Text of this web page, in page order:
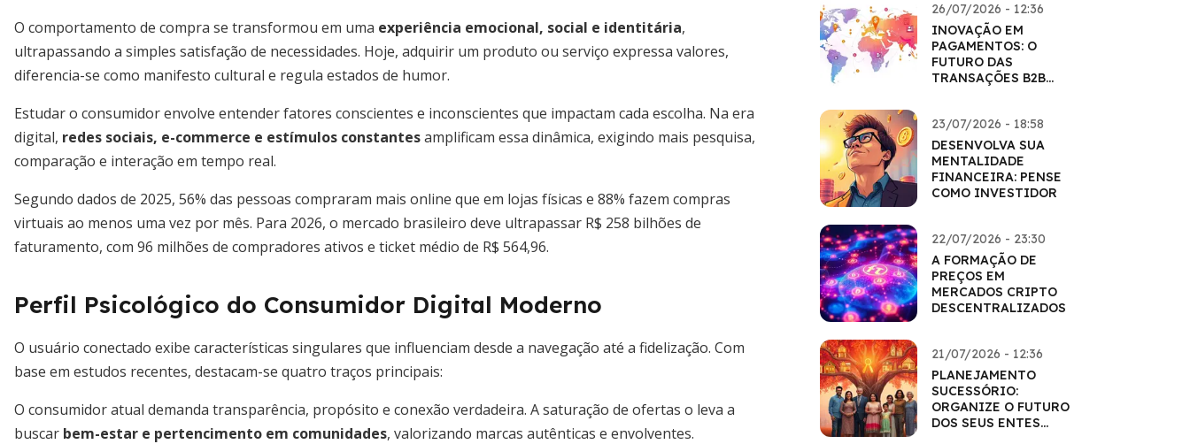
O comportamento de compra se transformou em uma experiência emocional, social e identitária,
ultrapassando a simples satisfação de necessidades. Hoje, adquirir um produto ou serviço expressa valores,
diferencia-se como manifesto cultural e regula estados de humor.
Estudar o consumidor envolve entender fatores conscientes e inconscientes que impactam cada escolha. Na era
digital, redes sociais, e-commerce e estímulos constantesamplificam essa dinâmica, exigindo mais pesquisa,
comparação e interação em tempo real.
Segundo dados de 2025, 56% das pessoas compraram mais online que em lojas físicas e 88% fazem compras
virtuais ao menos uma vez por mês. Para 2026, o mercado brasileiro deve ultrapassar R$ 258 bilhões de
faturamento, com 96 milhões de compradores ativos e ticket médio de R$ 564,96.
Perfil Psicológico do Consumidor Digital Moderno
O usuário conectado exibe características singulares que influenciam desde a navegação até a fidelização. Com
base em estudos recentes, destacam-se quatro traços principais:
O consumidor atual demanda transparência, propósito e conexão verdadeira. A saturação de ofertas o leva a
buscar bem-estar e pertencimento em comunidades, valorizando marcas autênticas e envolventes.
26/07/2026 - 12:36
INOVAÇÃO EM
PAGAMENTOS: O
FUTURO DAS
TRANSAÇÕES B2B
23/07/2026 - 18:58
DESENVOLVA SUA
MENTALIDADE
FINANCEIRA: PENSE
COMO INVESTIDOR
22/07/2026 - 23:30
A FORMAÇÃO DE
PREÇOS EM
MERCADOS CRIPTO
DESCENTRALIZADOS
21/07/2026 - 12:36
PLANEJAMENTO
SUCESSÓRIO:
ORGANIZE O FUTURO
DOS SEUS ENTES